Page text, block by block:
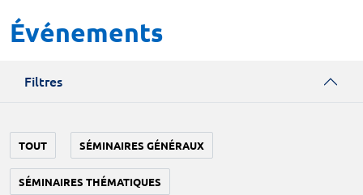
Événements
Filtres
TOUT SÉMINAIRES GÉNÉRAUX
SÉMINAIRES THÉMATIQUES